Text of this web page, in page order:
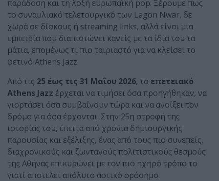
παράδοση και τη λοξή ευρωπαϊκή pop. Ξέρουμε πως
το συναυλιακό τελετουργικό των Lagon Nwar, δε
χωρά σε δίσκους ή streaming links, αλλά είναι μια
εμπειρία που διαπιστώνει κανείς με τα ίδια του τα
μάτια, επομένως τι πιο ταιριαστό για να κλείσει το
φετινό Athens Jazz.
Από τις 25 έως τις 31 Μαΐου 2026, το επετειακό
Athens Jazz έρχεται να τιμήσει όσα προηγήθηκαν, να
γιορτάσει όσα συμβαίνουν τώρα και να ανοίξει τον
δρόμο για όσα έρχονται. Στην 25η στροφή της
ιστορίας του, έπειτα από χρόνια δημιουργικής
παρουσίας και εξέλιξης, ένας από τους πιο συνεπείς,
διαχρονικούς και ζωντανούς πολιτιστικούς θεσμούς
της Αθήνας επικυρώνει με τον πιο ηχηρό τρόπο το
γιατί αποτελεί απόλυτο αστικό ορόσημο.